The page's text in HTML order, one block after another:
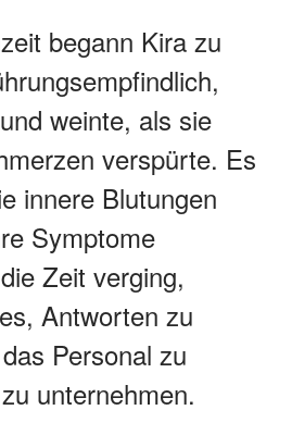
begann Kira zu
weinte, als sie
verspürte. Es
innere Blutungen
Symptome
Zeit verging,
Antworten zu
Personal zu
unternehmen.